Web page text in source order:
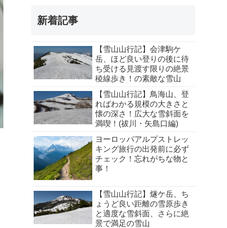
新着記事
【雪山山行記】会津駒ケ
岳、ほど良い登りの後に待
ち受ける見渡す限りの絶景
稜線歩き！の素敵な雪山
【雪山山行記】鳥海山、登
ればわかる規模の大きさと
懐の深さ！広大な雪斜面を
満喫！(祓川・矢島口編)
ヨーロッパアルプストレッ
キング旅行の出発前に必ず
チェック！忘れがちな物と
事！
【雪山山行記】燧ケ岳、ち
ょうど良い距離の雪原歩き
と適度な雪斜面、さらに絶
景で満足の雪山